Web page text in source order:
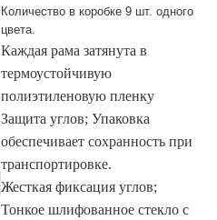
Количество в коробке 9 шт. одного
цвета.
Каждая рама затянута в
термоустойчивую
полиэтиленовую пленку
Защита углов; Упаковка
обеспечивает сохранность при
транспортировке.
Жесткая фиксация углов;
Тонкое шлифованное стекло с